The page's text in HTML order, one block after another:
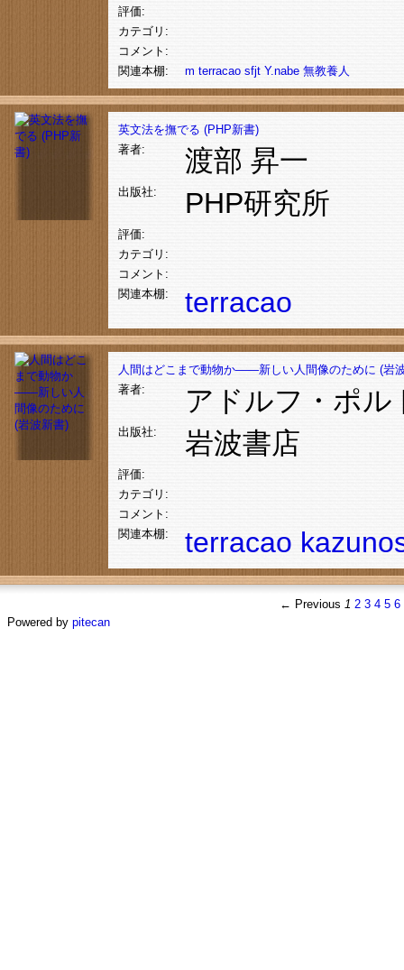
評価:
カテゴリ:
コメント:
関連本棚:
m terracao sfjt Y.nabe 無教養人
英文法を撫でる (PHP新書)
著者:
渡部 昇一
出版社: PHP研究所
評価:
カテゴリ:
コメント:
関連本棚:
terracao
人間はどこまで動物か――新しい人間像のために (岩
著者:
アドルフ・ポル
出版社: 岩波書店
評価:
カテゴリ:
コメント:
関連本棚:
terracao
← Previous 1 2 3 4 5 6
Powered by pitecan